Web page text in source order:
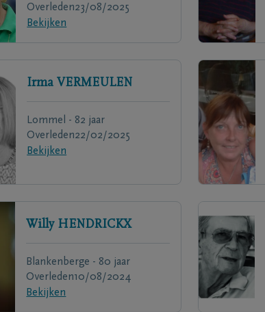
Overleden23/08/2025
Bekijken
Irma VERMEULEN
Lommel - 82 jaar
Overleden22/02/2025
Bekijken
Willy HENDRICKX
Blankenberge - 80 jaar
Overleden10/08/2024
Bekijken